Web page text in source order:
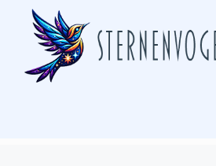
Zum
Inhalt
springen